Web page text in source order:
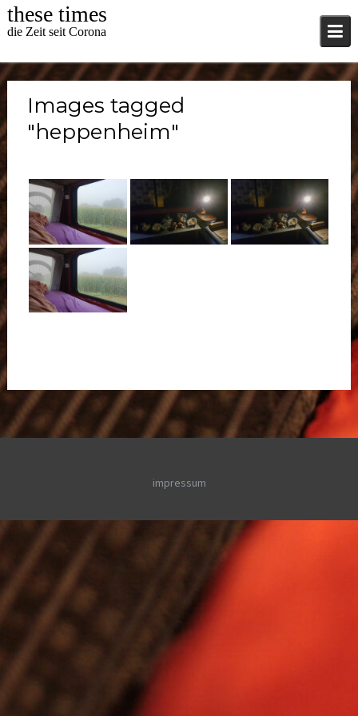
Skip
tothese times
die Zeit seit Corona
Images tagged
"heppenheim"
impressum